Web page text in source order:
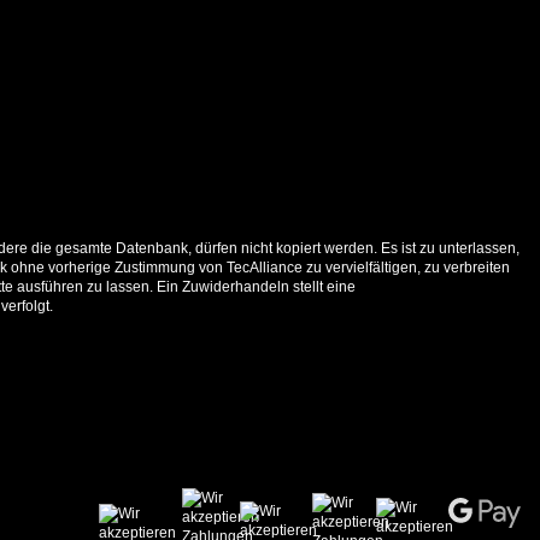
die gesamte Datenbank, dürfen nicht kopiert werden. Es ist zu unterlassen,
ohne vorherige Zustimmung von TecAlliance zu vervielfältigen, zu verbreiten
ausführen zu lassen. Ein Zuwiderhandeln stellt eine